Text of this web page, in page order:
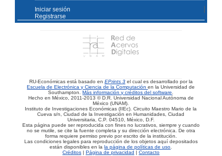
Iniciar sesión
Registrarse
RU-Económicas está basado en EPrints 3 el cual es desarrollado por la
Escuela de Electrónica y Ciencia de la Computaciónen la Universidad de
Southampton.Más información y créditos del software.
Hecho en México, 2011-2013 © D.R. Universidad Nacional Autónoma de
México (UNAM).
Instituto de Investigaciones Económicas (IIEc). Circuito Maestro Mario de la
Cueva s/n, Ciudad de la Investigación en Humanidades, Ciudad
Universitaria, C.P. 04510, México, D.F.
Esta página puede ser reproducida con fines no lucrativos, siempre y cuando
no se mutile, se cite la fuente completa y su dirección electrónica. De otra
forma requiere permiso previo por escrito de la institución.
Las condiciones legales para reproducción de los objetos aquí depositados
están disponibles en lala página de políticas de uso.
Créditos| Página de privacidad | Contacto